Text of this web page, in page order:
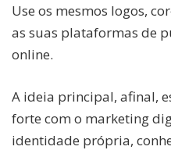
Use os mesmos logos,
as suas plataformas de
online.
A ideia principal, afinal,
forte com o marketing
identidade própria,